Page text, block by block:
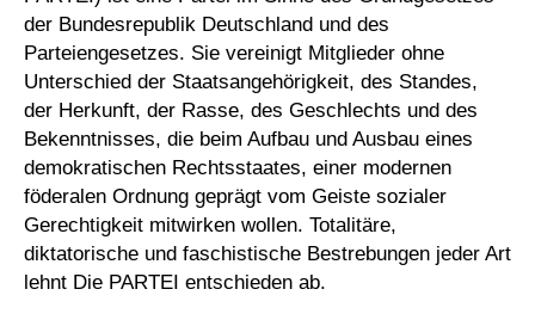
der Bundesrepublik Deutschland und des
Parteiengesetzes. Sie vereinigt Mitglieder ohne
Unterschied der Staatsangehörigkeit, des Standes,
der Herkunft, der Rasse, des Geschlechts und des
Bekenntnisses, die beim Aufbau und Ausbau eines
demokratischen Rechtsstaates, einer modernen
föderalen Ordnung geprägt vom Geiste sozialer
Gerechtigkeit mitwirken wollen. Totalitäre,
diktatorische und faschistische Bestrebungen jeder Art
lehnt Die PARTEI entschieden ab.